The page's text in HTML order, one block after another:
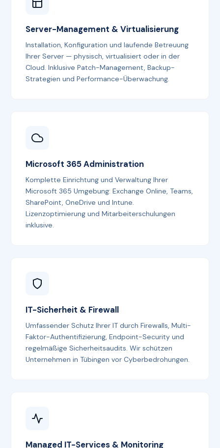
Server-Management & Virtualisierung
Installation, Konfiguration und laufende Betreuung
Ihrer Server — physisch, virtualisiert oder in der
Cloud. Inklusive Patch-Management, Backup-
Strategien und Performance-Überwachung.
Microsoft 365 Administration
Komplette Einrichtung und Verwaltung Ihrer
Microsoft 365 Umgebung: Exchange Online, Teams,
SharePoint, OneDrive und Intune.
Lizenzoptimierung und Mitarbeiterschulungen
inklusive.
IT-Sicherheit & Firewall
Umfassender Schutz Ihrer IT durch Firewalls, Multi-
Faktor-Authentifizierung, Endpoint-Security und
regelmäßige Sicherheitsaudits. Wir schützen
Unternehmen in Tübingen vor Cyberbedrohungen.
Managed IT-Services & Monitoring